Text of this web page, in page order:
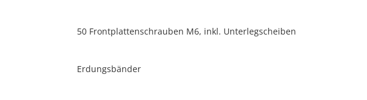
50 Frontplattenschrauben M6, inkl. Unterlegscheiben
Erdungsbänder